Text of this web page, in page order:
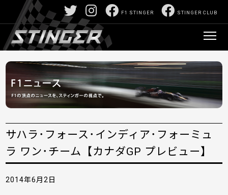
STINGER CLUB
F1 STINGER
サハラ･フォース･インディア･フォーミュ
ラ ワン･チーム【カナダGP プレビュー】
2014年6月2日